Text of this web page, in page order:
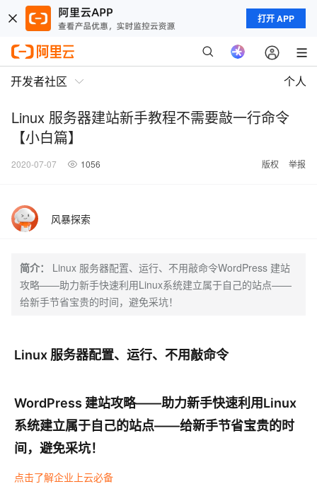
打开 APP
开发者社区 个人
Linux 服务器建站新手教程不需要敲一行命令
【小白篇】
2020-07-07 1056 版权 举报
风暴探索
简介：
Linux 服务器配置、运行、不用敲命令WordPress 建站
攻略——助力新手快速利用Linux系统建立属于自己的站点——
给新手节省宝贵的时间，避免采坑！
Linux 服务器配置、运行、不用敲命令
WordPress 建站攻略——助力新手快速利用Linux
系统建立属于自己的站点——给新手节省宝贵的时
间，避免采坑！
点击了解企业上云必备